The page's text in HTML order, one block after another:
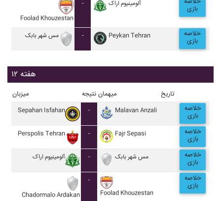
Foolad Khouzestan
- آلومينيوم اراک
بازی
مس شهر بابک - Peykan Tehran خلاصه
بازی
هفته ۱۲
میزبان نتیجه میهمان تاریخ
Sepahan Isfahan - Malavan Anzali خلاصه
بازی
Perspolis Tehran - Fajr Sepasi خلاصه
بازی
آلومينيوم اراک - مس شهر بابک خلاصه
بازی
Chadormalo Ardakan
-
Foolad Khouzestan
خلاصه
بازی